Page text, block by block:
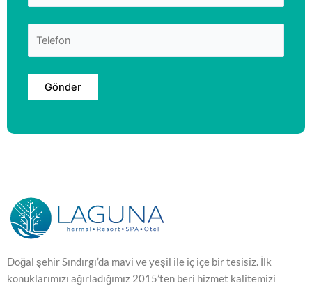
Doğal şehir Sındırgı’da mavi ve yeşil ile iç içe bir tesisiz. İlk
konuklarımızı ağırladığımız 2015’ten beri hizmet kalitemizi